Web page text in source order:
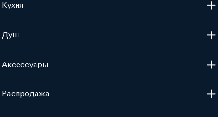
Кухня
Душ
Аксессуары
Распродажа